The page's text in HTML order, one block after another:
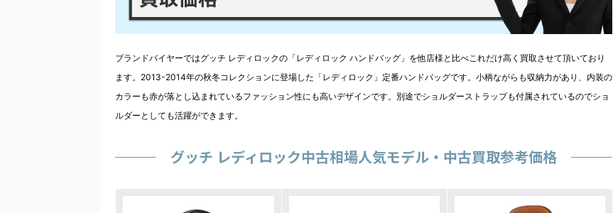
ブランドバイヤーではグッチ レディロックの「レディロック ハンドバッグ」を他店様と比べこれだけ高く買取させて頂いており
ます。2013-2014年の秋冬コレクションに登場した「レディロック」定番ハンドバッグです。小柄ながらも収納力があり、内装の
カラーも赤が落とし込まれているファッション性にも高いデザインです。別途でショルダーストラップも付属されているのでショ
ルダーとしても活躍ができます。
グッチ レディロック中古相場人気モデル・中古買取参考価格